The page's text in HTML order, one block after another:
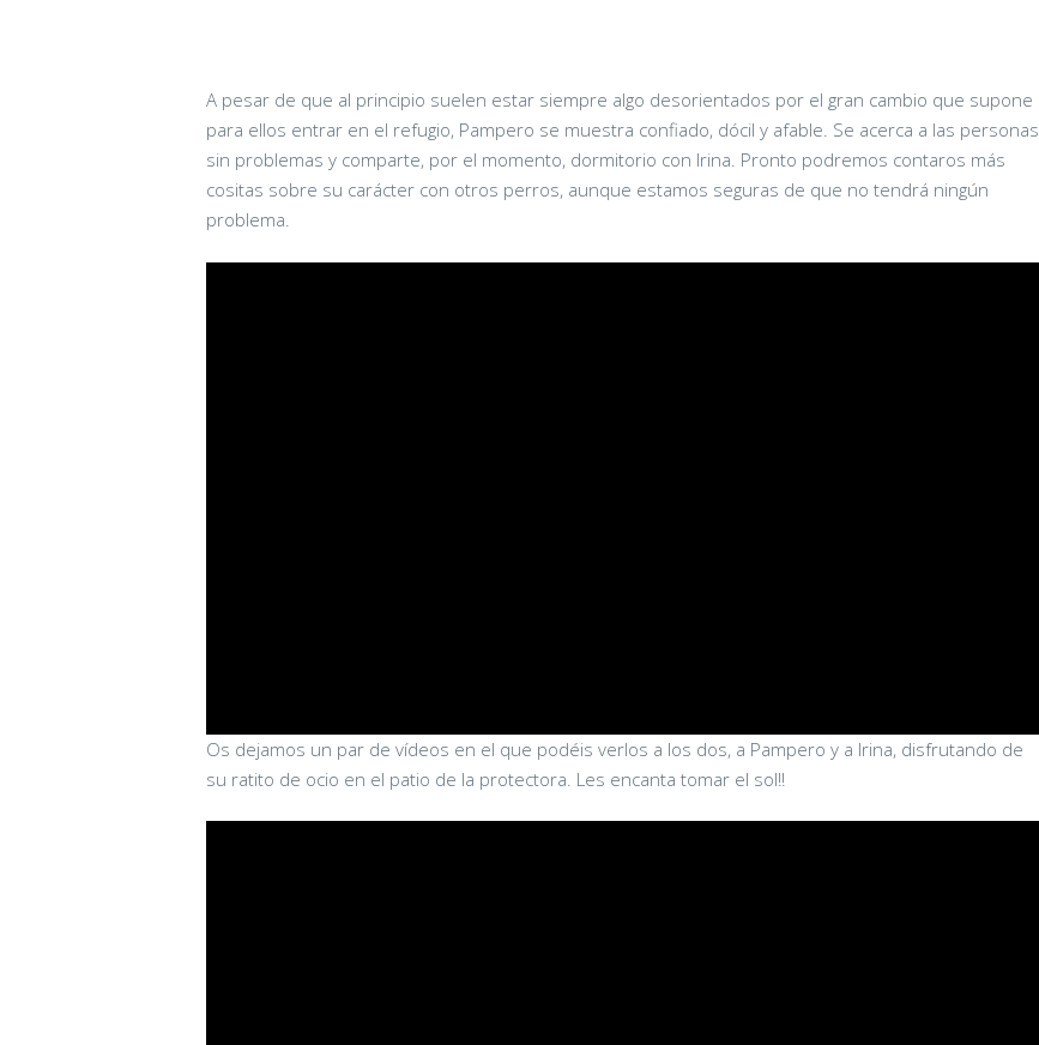
A pesar de que al principio suelen estar siempre algo desorientados por el gran cambio que supone
para ellos entrar en el refugio, Pampero se muestra confiado, dócil y afable. Se acerca a las personas
sin problemas y comparte, por el momento, dormitorio con Irina. Pronto podremos contaros más
cositas sobre su carácter con otros perros, aunque estamos seguras de que no tendrá ningún
problema.
Os dejamos un par de vídeos en el que podéis verlos a los dos, a Pampero y a Irina, disfrutando de
su ratito de ocio en el patio de la protectora. Les encanta tomar el sol!!